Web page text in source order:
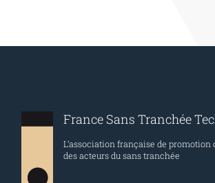
France Sans Tranchée
L’association française de promotion
des acteurs du sans tranchée